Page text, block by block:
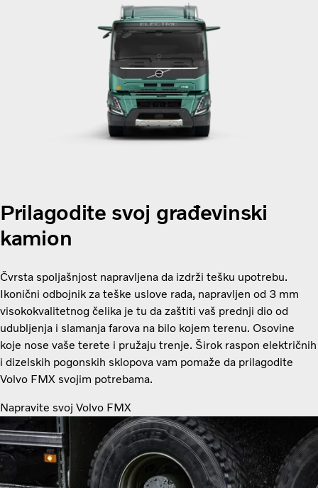
Prilagodite svoj građevinski
kamion
Čvrsta spoljašnjost napravljena da izdrži tešku upotrebu.
Ikonični odbojnik za teške uslove rada, napravljen od 3 mm
visokokvalitetnog čelika je tu da zaštiti vaš prednji dio od
udubljenja i slamanja farova na bilo kojem terenu. Osovine
koje nose vaše terete i pružaju trenje. Širok raspon električnih
i dizelskih pogonskih sklopova vam pomaže da prilagodite
Volvo FMX svojim potrebama.
Napravite svoj Volvo FMX